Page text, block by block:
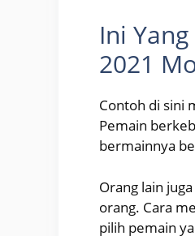
Ini
2021
Contoh di sini
Pemain
bermainnya
Orang lain
orang. Cara
pilih pemain